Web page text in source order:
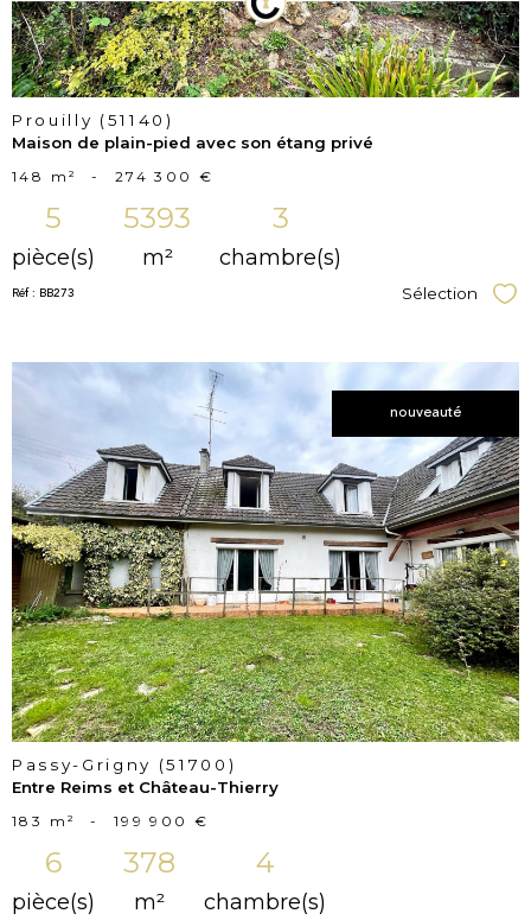
Prouilly (51140)
Maison de plain-pied avec son étang privé
148 m² - 274 300 €
5
pièce(s)
5393
m²
3
chambre(s)
Réf : BB273 Sélection
nouveauté
voir le
bien
Passy-Grigny (51700)
Entre Reims et Château-Thierry
183 m² - 199 900 €
6
pièce(s)
378
m²
4
chambre(s)